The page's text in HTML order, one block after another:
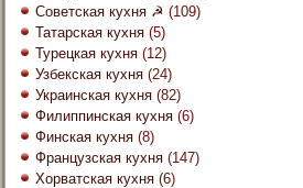
Советская кухня ☭ (109)
Татарская кухня (5)
Турецкая кухня (12)
Узбекская кухня (24)
Украинская кухня (82)
Филиппинская кухня (6)
Финская кухня (8)
Французская кухня (147)
Хорватская кухня (6)